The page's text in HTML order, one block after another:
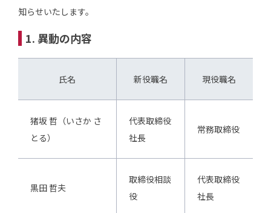
知らせいたします。
1. 異動の内容
氏名 新役職名 現役職名
猪坂 哲（いさか さ
とる）
代表取締役
社長
常務取締役
黒田 哲夫
取締役相談
役
代表取締役
社長